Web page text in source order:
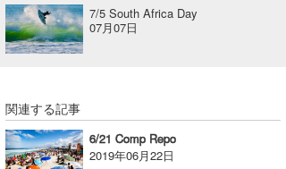
7/5 South Africa Day
07月07日
関連する記事
6/21 Comp Repo
2019年06月22日